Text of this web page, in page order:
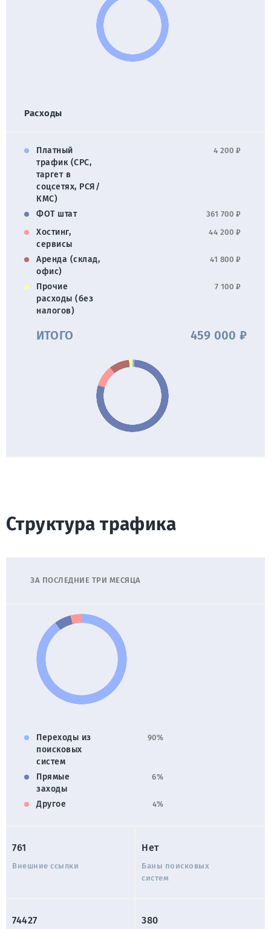
Расходы
Платный
трафик (CPC,
таргет в
соцсетях, РСЯ/
КМС)
4 200 ₽
ФОТ штат 361 700 ₽
Хостинг,
сервисы
44 200 ₽
Аренда (склад,
офис)
41 800 ₽
Прочие
расходы (без
налогов)
7 100 ₽
ИТОГО 459 000 ₽
Структура трафика
ЗА ПОСЛЕДНИЕ ТРИ МЕСЯЦА
Переходы из
поисковых
систем
90%
Прямые
заходы
6%
Другое 4%
761
Внешние ссылки
Нет
Баны поисковых
систем
74427 380